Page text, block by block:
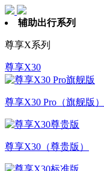
辅助出行系列
尊享X系列
尊享X30
尊享X30 Pro（旗舰版）
尊享X30（尊贵版）